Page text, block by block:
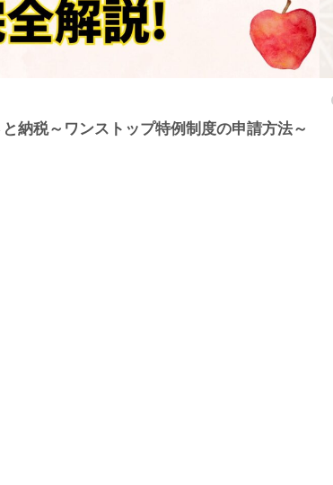
納税～ワンストップ特例制度の申請方法～